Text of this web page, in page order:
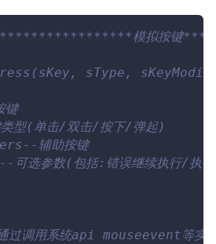
模拟按键
sType,
键
型(单击/双击/按下/弹起)
辅助按键
选参数(包括:错误继续执行/执
过调用系统api mouseevent等实现